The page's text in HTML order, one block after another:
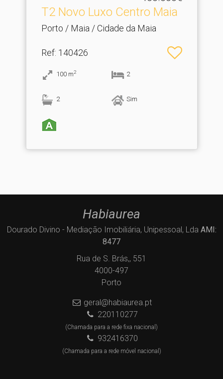
T2 Novo Luxo Centro Maia
Porto / Maia / Cidade da Maia
Ref: 140426
100 m2 2
2 Sim
Habiaurea
Dourado Divino - Mediação Imobiliária, Unipessoal, Lda AMI:
8477
Rua de S. Brás,, 551
4000-497
Porto
geral@habiaurea.pt
220110277
(Chamada para a rede fixa nacional)
932416370
(Chamada para a rede móvel nacional)